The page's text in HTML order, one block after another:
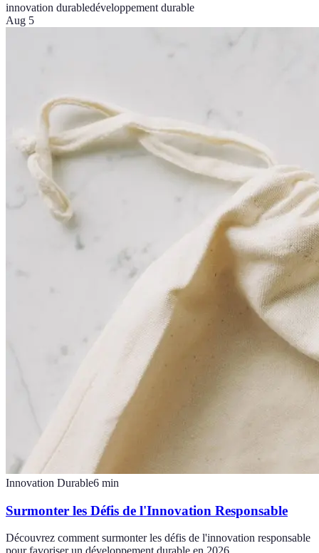
innovation durabledéveloppement durable
Aug 5
Innovation Durable6 min
Surmonter les Défis de l'Innovation Responsable
Découvrez comment surmonter les défis de l'innovation responsable